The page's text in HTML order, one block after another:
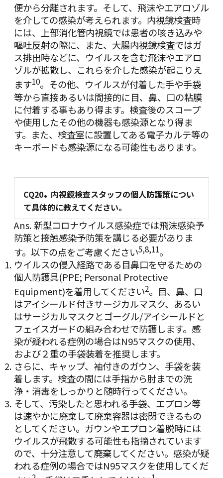
便から分離されます。そして、飛沫やエアロゾル
を介しての感染が考えられます。内視鏡検査時
には、上部消化管内視鏡では患者の咳き込みや
嘔吐反射の際に、また、大腸内視鏡検査ではガ
ス排出時などに、ウイルスを含む⾶沫やエアロ
ゾルが拡散し、これらを介した感染が起こりえ
ます10。その他、ウイルスが付着した手や手袋
等から直接あるいは間接的に⽬、⿐、⼝の粘膜
に付着する事もあり得ます。検査後のスコープ
や使用したその他の機器も感染源となり得ま
す。また、検査室に設置してある電子カルテ等の
キーボードも感染源になる可能性もあります。
CQ20. 内視鏡検査スタッフの個人防護策につい
て具体的に教えてください。
Ans. 新型コロナウイルス感染症では⾶沫感染予
防策と接触感染予防策を講じる必要がありま
す。以下の点をご考慮ください5,8,11。
ウイルスの侵入経路である目鼻口を守るための
個⼈防護具(PPE; Personal Protective
Equipment)を着⽤してください2。目、鼻、口
はアイシールド付きサージカルマスク、あるい
はサージカルマスクとゴーグル/アイシールドと
フェイスガードの組み合わせで防護します。感
染が疑われる症例の場合はN95マスクの使用、
および２重の手袋装着を推奨します。
さらに、キャップ、袖付きのガウン、手袋を装
着します。検査の間には手指から肘までの洗
浄・消毒をしっかりと随時行ってください。
そして、汚染したと思われる手袋、エプロン等
は速やかに廃棄して廃棄容器は密閉できるもの
としてください。ガウンやエプロン着脱時には
ウイルスが飛散する可能性も指摘されています
ので、十分注意して廃棄してください。感染が疑
われる症例の場合ではN95マスクを使用してくだ